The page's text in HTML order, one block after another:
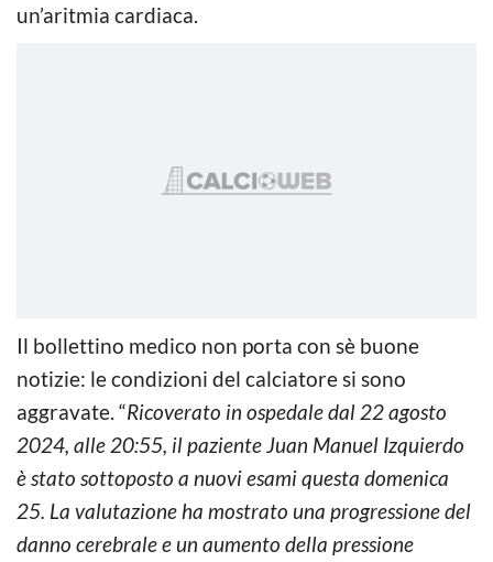
un’aritmia cardiaca.
Il bollettino medico non porta con sè buone
notizie: le condizioni del calciatore si sono
aggravate. “Ricoverato in ospedale dal 22 agosto
2024, alle 20:55, il paziente Juan Manuel Izquierdo
è stato sottoposto a nuovi esami questa domenica
25. La valutazione ha mostrato una progressione del
danno cerebrale e un aumento della pressione